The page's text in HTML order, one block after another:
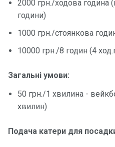
2000 грн./ходова година
години)
1000 грн./стоянкова
10000 грн./8 годин (4
Загальні умови:
50 грн./1 хвилина -
хвилин)
Подача катери для
Контакт
и